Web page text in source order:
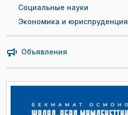
Социальные науки
Экономика и юриспруденция
Объявления